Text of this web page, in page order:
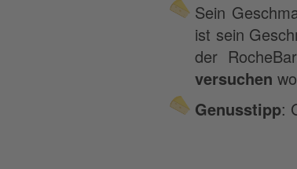
Sein
ist sein
der
versuchen
Genusstipp: